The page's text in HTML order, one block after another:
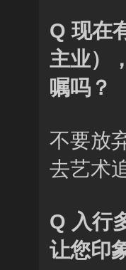
Q 现在
主业）
嘱吗？
不要放
去艺术
Q 入行
让您印